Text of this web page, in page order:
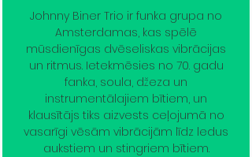
Johnny Biner Trio ir funka grupa no
Amsterdamas, kas spēlē
mūsdienīgas dvēseliskas vibrācijas
un ritmus. Ietekmēsies no 70. gadu
fanka, soula, džeza un
instrumentālajiem bītiem, un
klausītājs tiks aizvests ceļojumā no
vasarīgi vēsām vibrācijām līdz ledus
aukstiem un stingriem bītiem.